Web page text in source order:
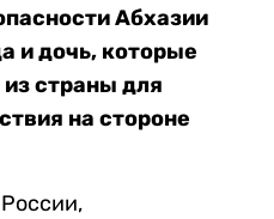
Абхазии
и дочь, которые
страны для
на стороне